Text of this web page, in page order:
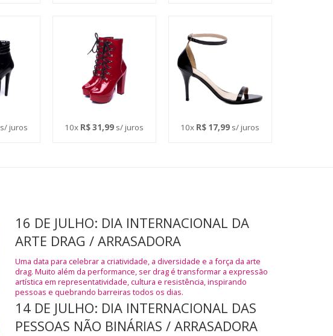
s/ juros 10x R$ 31,99 s/ juros 10x R$ 17,99 s/ juros
16 DE JULHO: DIA INTERNACIONAL DA
ARTE DRAG / ARRASADORA
Uma data para celebrar a criatividade, a diversidade e a força da arte
drag. Muito além da performance, ser drag é transformar a expressão
artística em representatividade, cultura e resistência, inspirando
pessoas e quebrando barreiras todos os dias.
14 DE JULHO: DIA INTERNACIONAL DAS
PESSOAS NÃO BINÁRIAS / ARRASADORA